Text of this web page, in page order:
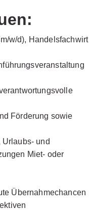
w/d), Handelsfachwirt
Förderung sowie
und
Miet- oder
Übernahmechancen